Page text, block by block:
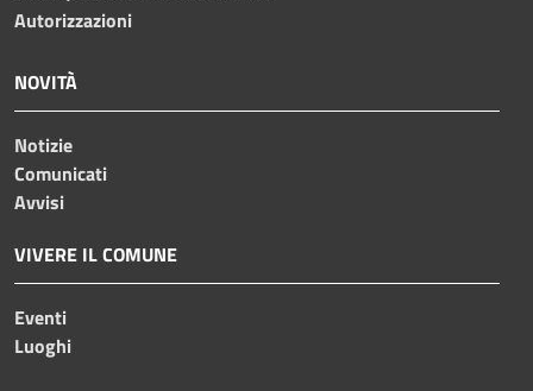
Autorizzazioni
NOVITÀ
Notizie
Comunicati
Avvisi
VIVERE IL COMUNE
Eventi
Luoghi